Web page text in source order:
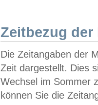
Zeitbezug der
Die Zeitangaben der
Zeit dargestellt. Dies
Wechsel im Sommer
können Sie die